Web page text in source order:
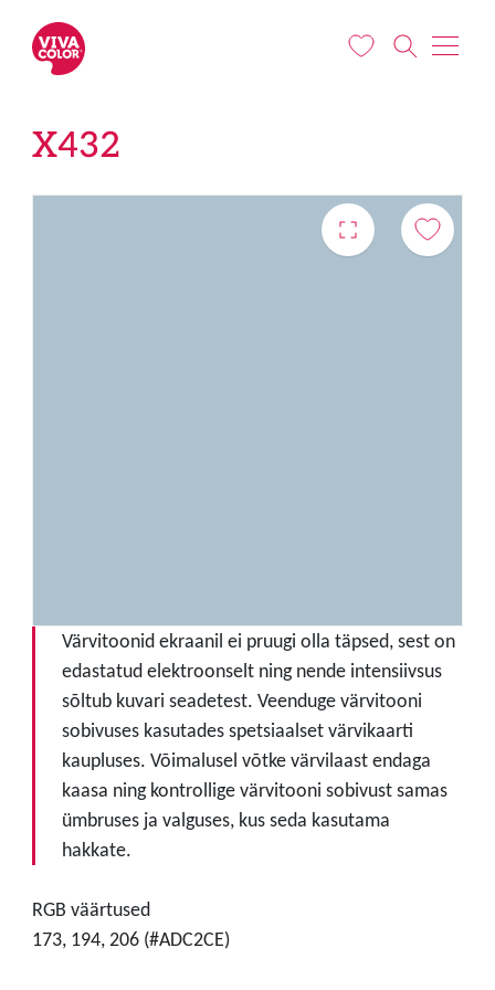
X432
Värvitoonid ekraanil ei pruugi olla täpsed, sest on
edastatud elektroonselt ning nende intensiivsus
sõltub kuvari seadetest. Veenduge värvitooni
sobivuses kasutades spetsiaalset värvikaarti
kaupluses. Võimalusel võtke värvilaast endaga
kaasa ning kontrollige värvitooni sobivust samas
ümbruses ja valguses, kus seda kasutama
hakkate.
RGB väärtused
173, 194, 206 (#ADC2CE)